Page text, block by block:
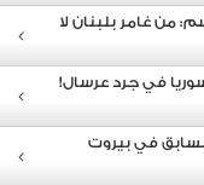
من غامر بلبنان لا
في جرد عرسال!
في بيروت